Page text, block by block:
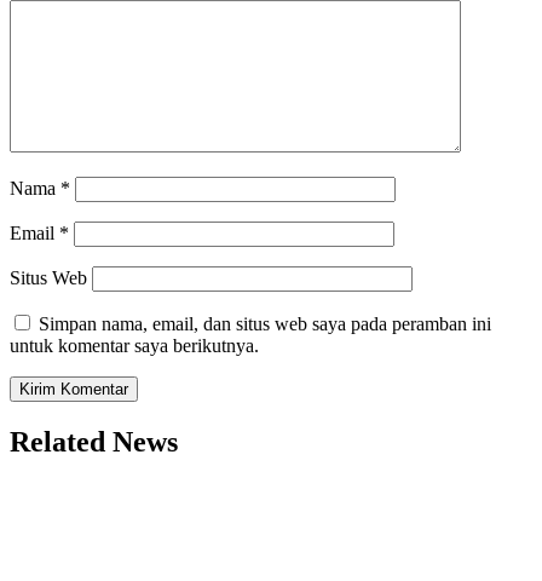
Nama *
Email *
Situs Web
Simpan nama, email, dan situs web saya pada peramban ini
untuk komentar saya berikutnya.
Related News